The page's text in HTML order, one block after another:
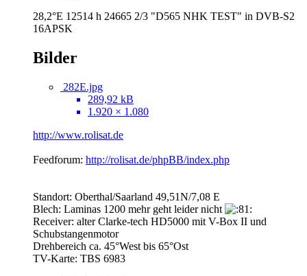
28,2°E 12514 h 24665 2/3 "D565 NHK TEST" in DVB-S2
16APSK
Bilder
282E.jpg
289,92 kB
1.920 × 1.080
http://www.rolisat.de
Feedforum: http://rolisat.de/phpBB/index.php
Standort: Oberthal/Saarland 49,51N/7,08 E
Blech: Laminas 1200 mehr geht leider nicht
Receiver: alter Clarke-tech HD5000 mit V-Box II und
Schubstangenmotor
Drehbereich ca. 45°West bis 65°Ost
TV-Karte: TBS 6983